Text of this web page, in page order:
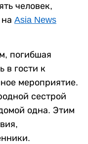
человек,
Asia News
погибшая
в гости к
мероприятие.
сестрой
одна. Этим